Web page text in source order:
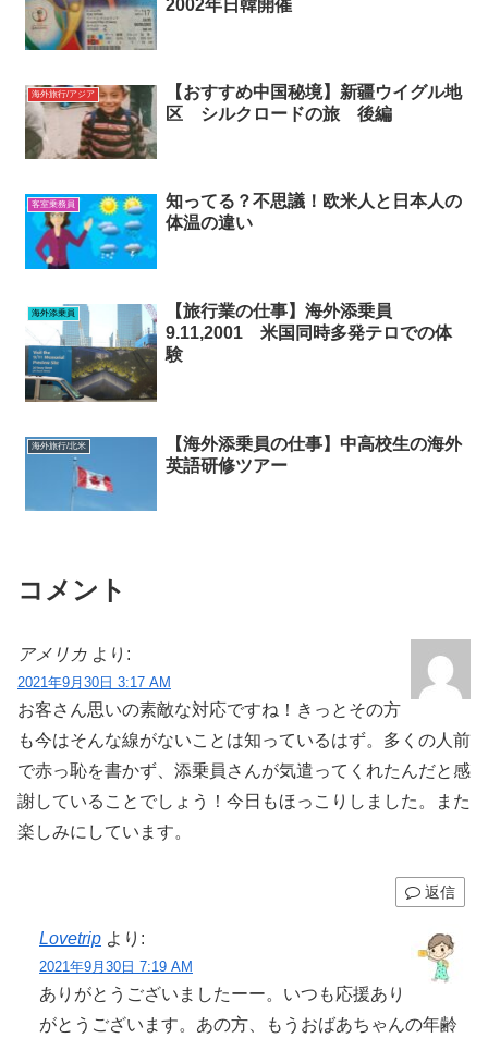
2002年日韓開催
海外旅行/アジア
【おすすめ中国秘境】新疆ウイグル地
区 シルクロードの旅 後編
客室乗務員
知ってる？不思議！欧米人と日本人の
体温の違い
海外添乗員
【旅行業の仕事】海外添乗員
9.11,2001 米国同時多発テロでの体
験
海外旅行/北米
【海外添乗員の仕事】中高校生の海外
英語研修ツアー
コメント
アメリカ より:
2021年9月30日 3:17 AM
お客さん思いの素敵な対応ですね！きっとその方
も今はそんな線がないことは知っているはず。多くの人前
で赤っ恥を書かず、添乗員さんが気遣ってくれたんだと感
謝していることでしょう！今日もほっこりしました。また
楽しみにしています。
返信
Lovetrip より:
2021年9月30日 7:19 AM
ありがとうございましたーー。いつも応援あり
がとうございます。あの方、もうおばあちゃんの年齢